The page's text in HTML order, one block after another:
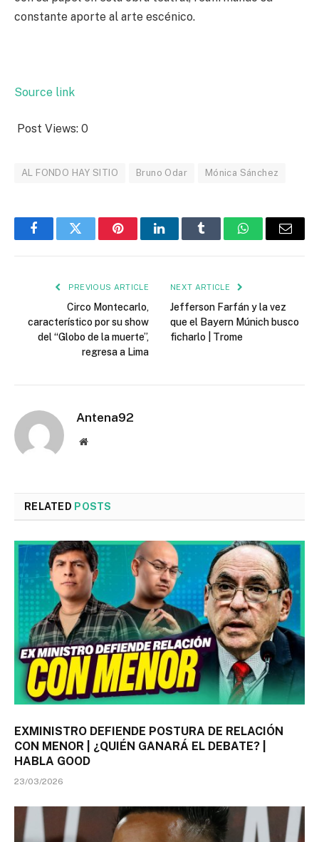
constante aporte al arte escénico.
Source link
Post Views: 0
AL FONDO HAY SITIO Bruno Odar Mónica Sánchez
FacebookTwitter PinterestLinkedInTumblr WhatsAppEmail
PREVIOUS ARTICLE
Circo Montecarlo,
característico por su show
del “Globo de la muerte”,
regresa a Lima
NEXT ARTICLE
Jefferson Farfán y la vez
que el Bayern Múnich busco
ficharlo | Trome
Antena92
Website
RELATED POSTS
EXMINISTRO DEFIENDE POSTURA DE RELACIÓN
CON MENOR | ¿QUIÉN GANARÁ EL DEBATE? |
HABLA GOOD
23/03/2026